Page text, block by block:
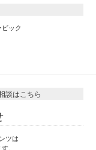
ック
談はこちら
ツは
。